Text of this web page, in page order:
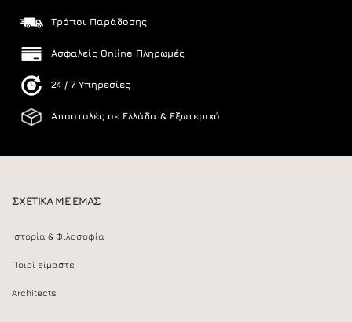
Τρόποι Παράδοσης
Ασφαλείς Online Πληρωμές
24 / 7 Υπηρεσίες
Αποστολές σε Ελλάδα & Εξωτερικό
ΣΧΕΤΙΚΑ ΜΕ ΕΜΑΣ
Ιστορία & Φιλοσοφία
Ποιοί είμαστε
Architects